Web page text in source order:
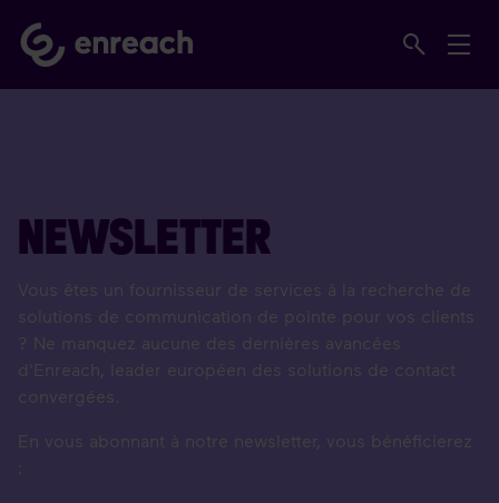
NEWSLETTER
Vous êtes un fournisseur de services à la recherche de
solutions de communication de pointe pour vos clients
? Ne manquez aucune des dernières avancées
d'Enreach, leader européen des solutions de contact
convergées.
En vous abonnant à notre newsletter, vous bénéficierez